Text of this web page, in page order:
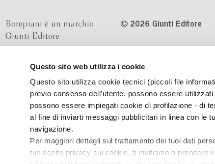
Questo sito web utilizza i cookie
Questo sito utilizza cookie tecnici (piccoli file
previo consenso dell’utente, possono essere
possono essere impiegati cookie di profilazione - di
al fine di inviarti messaggi pubblicitari in linea con le
navigazione.
Per maggiori dettagli sul trattamento dei tuoi dati
tue scelte privacy sui cookie, ti invitiamo a prendere
Bompiani è un marchio
Giunti Editore
Via Bolognese 165,
50139 Firenze
Via G.B.Pirelli 30,
20124 Milano
2026 Giunti Editore
Numero d'iscrizione al
Imprese di Milano REA
Informativa sulla privacy